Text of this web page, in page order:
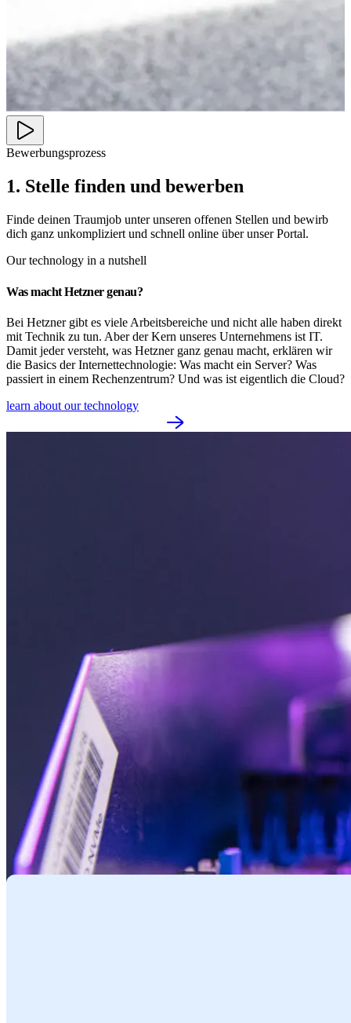
Bewerbungsprozess
1. Stelle finden und bewerben
Finde deinen Traumjob unter unseren offenen Stellen und bewirb
dich ganz unkompliziert und schnell online über unser Portal.
Our technology in a nutshell
Was macht Hetzner genau?
Bei Hetzner gibt es viele Arbeitsbereiche und nicht alle haben direkt
mit Technik zu tun. Aber der Kern unseres Unternehmens ist IT.
Damit jeder versteht, was Hetzner ganz genau macht, erklären wir
die Basics der Internettechnologie: Was macht ein Server? Was
passiert in einem Rechenzentrum? Und was ist eigentlich die Cloud?
learn about our technology